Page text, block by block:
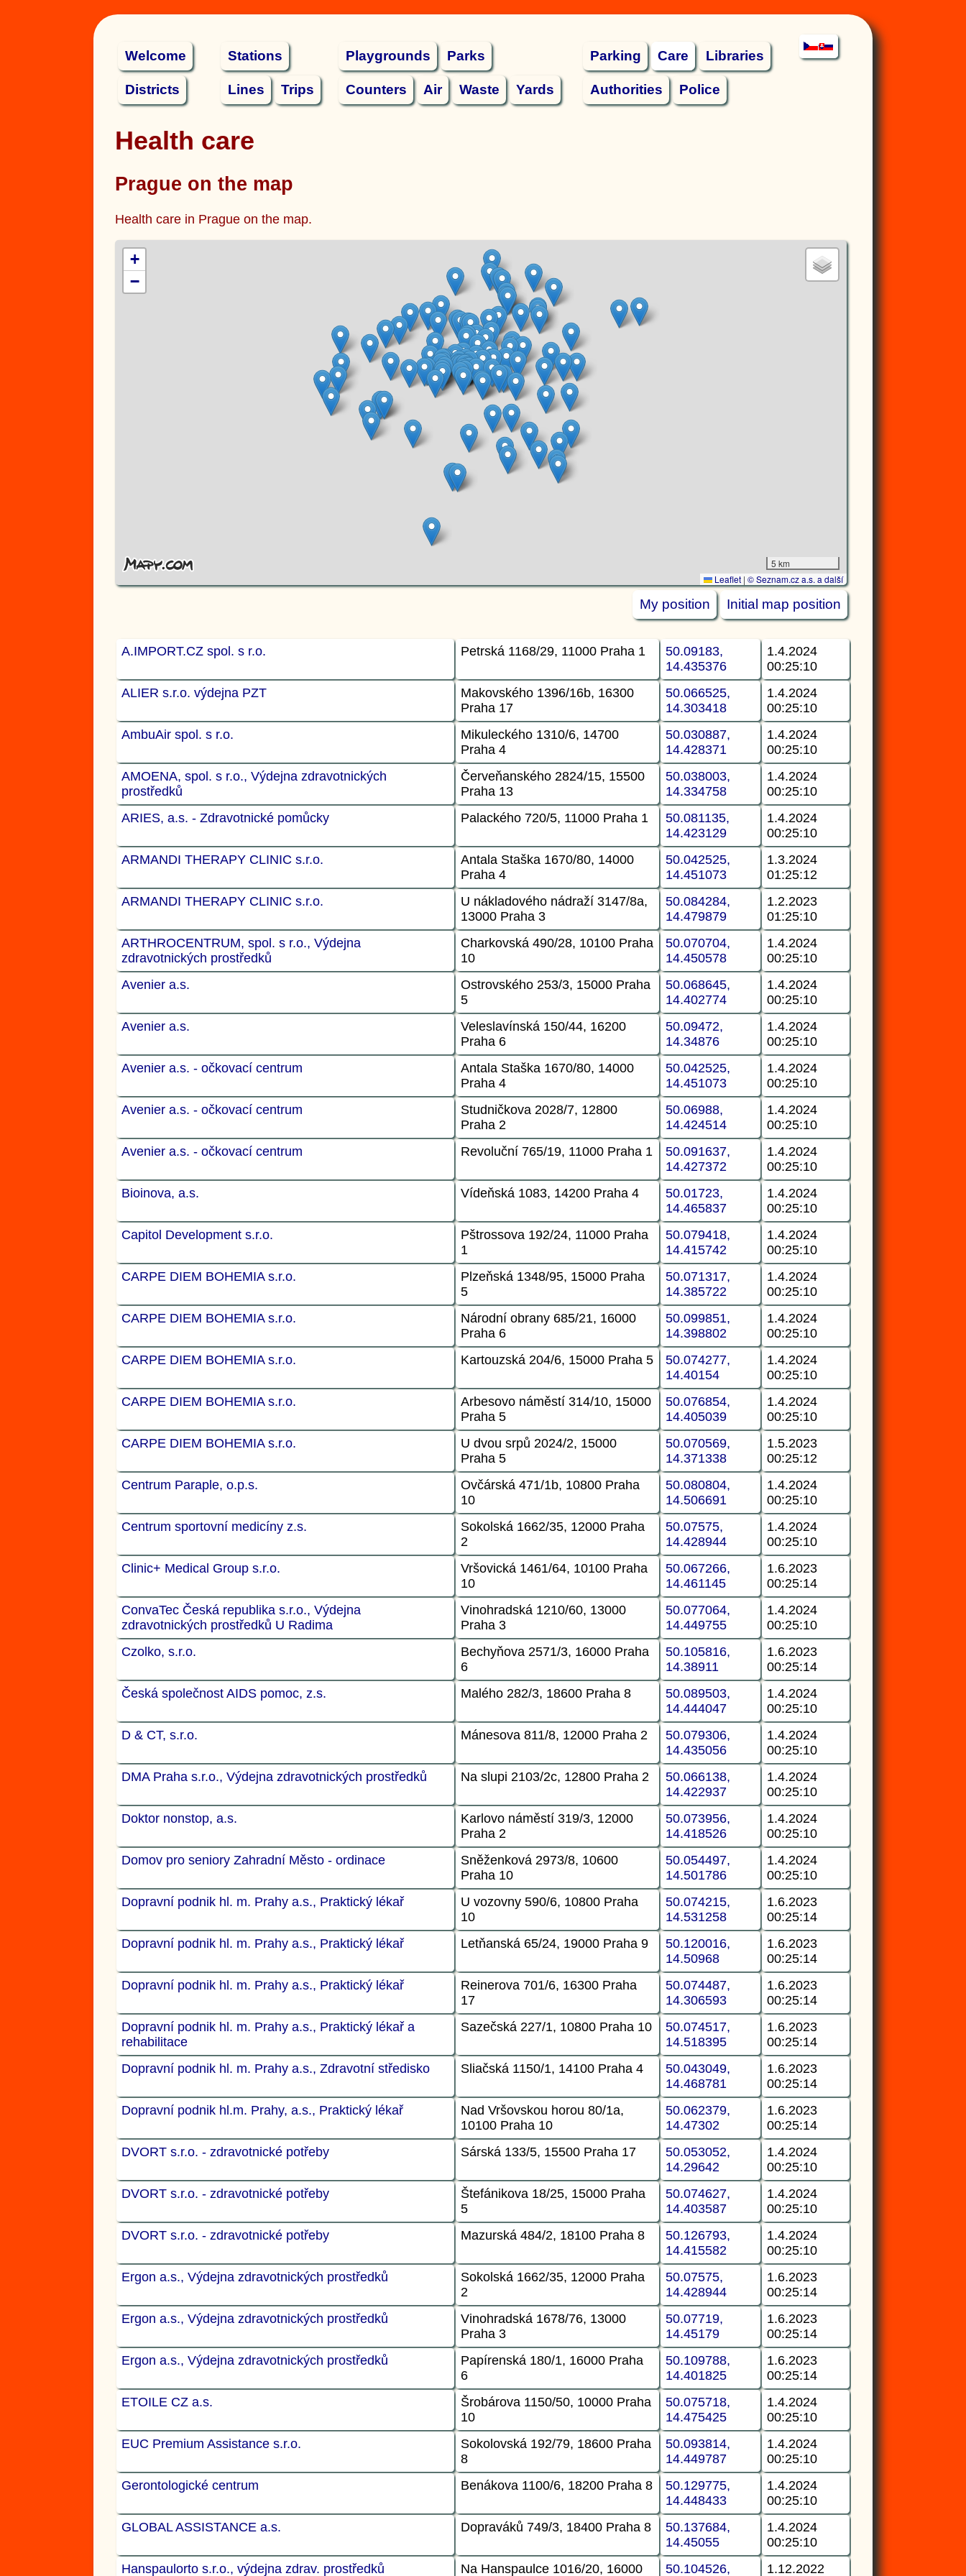
Welcome
Districts
Stations
Lines Trips
Playgrounds Parks
Counters Air Waste Yards
Parking Care Libraries
Authorities Police
Health care
Prague on the map
Health care in Prague on the map.
+
−
5 km
Leaflet | © Seznam.cz a.s. a další
My position Initial map position
A.IMPORT.CZ spol. s r.o. Petrská 1168/29, 11000 Praha 1
50.09183,
14.435376
1.4.2024
00:25:10
ALIER s.r.o. výdejna PZT
Makovského 1396/16b, 16300
Praha 17
50.066525,
14.303418
1.4.2024
00:25:10
AmbuAir spol. s r.o.
Mikuleckého 1310/6, 14700
Praha 4
50.030887,
14.428371
1.4.2024
00:25:10
AMOENA, spol. s r.o., Výdejna zdravotnických
prostředků
Červeňanského 2824/15, 15500
Praha 13
50.038003,
14.334758
1.4.2024
00:25:10
ARIES, a.s. - Zdravotnické pomůcky
Palackého 720/5, 11000 Praha 1
50.081135,
14.423129
1.4.2024
00:25:10
ARMANDI THERAPY CLINIC s.r.o.
Antala Staška 1670/80, 14000
Praha 4
50.042525,
14.451073
1.3.2024
01:25:12
ARMANDI THERAPY CLINIC s.r.o.
U nákladového nádraží 3147/8a,
13000 Praha 3
50.084284,
14.479879
1.2.2023
01:25:10
ARTHROCENTRUM, spol. s r.o., Výdejna
zdravotnických prostředků
Charkovská 490/28, 10100 Praha
10
50.070704,
14.450578
1.4.2024
00:25:10
Avenier a.s.
Ostrovského 253/3, 15000 Praha
5
50.068645,
14.402774
1.4.2024
00:25:10
Avenier a.s.
Veleslavínská 150/44, 16200
Praha 6
50.09472,
14.34876
1.4.2024
00:25:10
Avenier a.s. - očkovací centrum
Antala Staška 1670/80, 14000
Praha 4
50.042525,
14.451073
1.4.2024
00:25:10
Avenier a.s. - očkovací centrum
Studničkova 2028/7, 12800
Praha 2
50.06988,
14.424514
1.4.2024
00:25:10
Avenier a.s. - očkovací centrum
Revoluční 765/19, 11000 Praha 1
50.091637,
14.427372
1.4.2024
00:25:10
Bioinova, a.s.
Vídeňská 1083, 14200 Praha 4
50.01723,
14.465837
1.4.2024
00:25:10
Capitol Development s.r.o.
Pštrossova 192/24, 11000 Praha
1
50.079418,
14.415742
1.4.2024
00:25:10
CARPE DIEM BOHEMIA s.r.o.
Plzeňská 1348/95, 15000 Praha
5
50.071317,
14.385722
1.4.2024
00:25:10
CARPE DIEM BOHEMIA s.r.o.
Národní obrany 685/21, 16000
Praha 6
50.099851,
14.398802
1.4.2024
00:25:10
CARPE DIEM BOHEMIA s.r.o.
Kartouzská 204/6, 15000 Praha 5
50.074277,
14.40154
1.4.2024
00:25:10
CARPE DIEM BOHEMIA s.r.o.
Arbesovo náměstí 314/10, 15000
Praha 5
50.076854,
14.405039
1.4.2024
00:25:10
CARPE DIEM BOHEMIA s.r.o.
U dvou srpů 2024/2, 15000
Praha 5
50.070569,
14.371338
1.5.2023
00:25:12
Centrum Paraple, o.p.s.
Ovčárská 471/1b, 10800 Praha
10
50.080804,
14.506691
1.4.2024
00:25:10
Centrum sportovní medicíny z.s.
Sokolská 1662/35, 12000 Praha
2
50.07575,
14.428944
1.4.2024
00:25:10
Clinic+ Medical Group s.r.o.
Vršovická 1461/64, 10100 Praha
10
50.067266,
14.461145
1.6.2023
00:25:14
ConvaTec Česká republika s.r.o., Výdejna
zdravotnických prostředků U Radima
Vinohradská 1210/60, 13000
Praha 3
50.077064,
14.449755
1.4.2024
00:25:10
Czolko, s.r.o.
Bechyňova 2571/3, 16000 Praha
6
50.105816,
14.38911
1.6.2023
00:25:14
Česká společnost AIDS pomoc, z.s.
Malého 282/3, 18600 Praha 8
50.089503,
14.444047
1.4.2024
00:25:10
D & CT, s.r.o.
Mánesova 811/8, 12000 Praha 2
50.079306,
14.435056
1.4.2024
00:25:10
DMA Praha s.r.o., Výdejna zdravotnických prostředků
Na slupi 2103/2c, 12800 Praha 2
50.066138,
14.422937
1.4.2024
00:25:10
Doktor nonstop, a.s.
Karlovo náměstí 319/3, 12000
Praha 2
50.073956,
14.418526
1.4.2024
00:25:10
Domov pro seniory Zahradní Město - ordinace
Sněženková 2973/8, 10600
Praha 10
50.054497,
14.501786
1.4.2024
00:25:10
Dopravní podnik hl. m. Prahy a.s., Praktický lékař
U vozovny 590/6, 10800 Praha
10
50.074215,
14.531258
1.6.2023
00:25:14
Dopravní podnik hl. m. Prahy a.s., Praktický lékař
Letňanská 65/24, 19000 Praha 9
50.120016,
14.50968
1.6.2023
00:25:14
Dopravní podnik hl. m. Prahy a.s., Praktický lékař
Reinerova 701/6, 16300 Praha
17
50.074487,
14.306593
1.6.2023
00:25:14
Dopravní podnik hl. m. Prahy a.s., Praktický lékař a
rehabilitace
Sazečská 227/1, 10800 Praha 10
50.074517,
14.518395
1.6.2023
00:25:14
Dopravní podnik hl. m. Prahy a.s., Zdravotní středisko
Sliačská 1150/1, 14100 Praha 4
50.043049,
14.468781
1.6.2023
00:25:14
Dopravní podnik hl.m. Prahy, a.s., Praktický lékař
Nad Vršovskou horou 80/1a,
10100 Praha 10
50.062379,
14.47302
1.6.2023
00:25:14
DVORT s.r.o. - zdravotnické potřeby
Sárská 133/5, 15500 Praha 17
50.053052,
14.29642
1.4.2024
00:25:10
DVORT s.r.o. - zdravotnické potřeby
Štefánikova 18/25, 15000 Praha
5
50.074627,
14.403587
1.4.2024
00:25:10
DVORT s.r.o. - zdravotnické potřeby
Mazurská 484/2, 18100 Praha 8
50.126793,
14.415582
1.4.2024
00:25:10
Ergon a.s., Výdejna zdravotnických prostředků
Sokolská 1662/35, 12000 Praha
2
50.07575,
14.428944
1.6.2023
00:25:14
Ergon a.s., Výdejna zdravotnických prostředků
Vinohradská 1678/76, 13000
Praha 3
50.07719,
14.45179
1.6.2023
00:25:14
Ergon a.s., Výdejna zdravotnických prostředků
Papírenská 180/1, 16000 Praha
6
50.109788,
14.401825
1.6.2023
00:25:14
ETOILE CZ a.s.
Šrobárova 1150/50, 10000 Praha
10
50.075718,
14.475425
1.4.2024
00:25:10
EUC Premium Assistance s.r.o.
Sokolovská 192/79, 18600 Praha
8
50.093814,
14.449787
1.4.2024
00:25:10
Gerontologické centrum
Benákova 1100/6, 18200 Praha 8
50.129775,
14.448433
1.4.2024
00:25:10
GLOBAL ASSISTANCE a.s.
Dopraváků 749/3, 18400 Praha 8
50.137684,
14.45055
1.4.2024
00:25:10
Hanspaulorto s.r.o., výdejna zdrav. prostředků
Na Hanspaulce 1016/20, 16000 50.104526, 1.12.2022